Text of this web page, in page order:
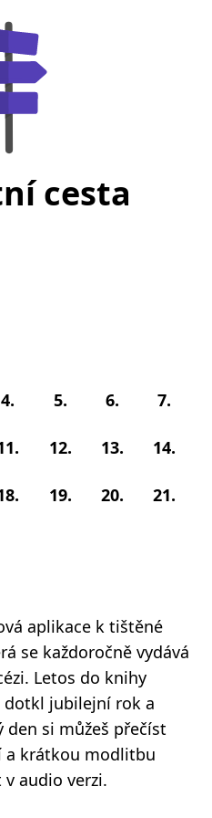
cesta
4. 5. 6. 7.
12. 13. 14.
19. 20. 21.
aplikace k tištěné
se každoročně vydává
Letos do knihy
jubilejní rok a
den si můžeš přečíst
a krátkou modlitbu
audio verzi.